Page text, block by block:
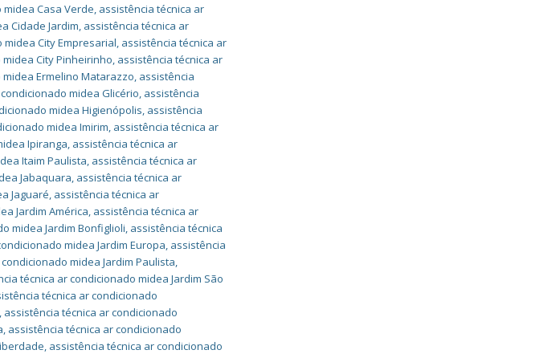
Casa Verde, assistência técnica ar
Cidade Jardim, assistência técnica ar
City Empresarial, assistência técnica ar
City Pinheirinho, assistência técnica ar
Ermelino Matarazzo, assistência
midea Glicério, assistência
midea Higienópolis, assistência
midea Imirim, assistência técnica ar
Ipiranga, assistência técnica ar
Itaim Paulista, assistência técnica ar
Jabaquara, assistência técnica ar
Jaguaré, assistência técnica ar
Jardim América, assistência técnica ar
midea Jardim Bonfiglioli, assistência técnica
midea Jardim Europa, assistência
midea Jardim Paulista,
técnica ar condicionado midea Jardim São
técnica ar condicionado
, assistência técnica ar condicionado
, assistência técnica ar condicionado
, assistência técnica ar condicionado